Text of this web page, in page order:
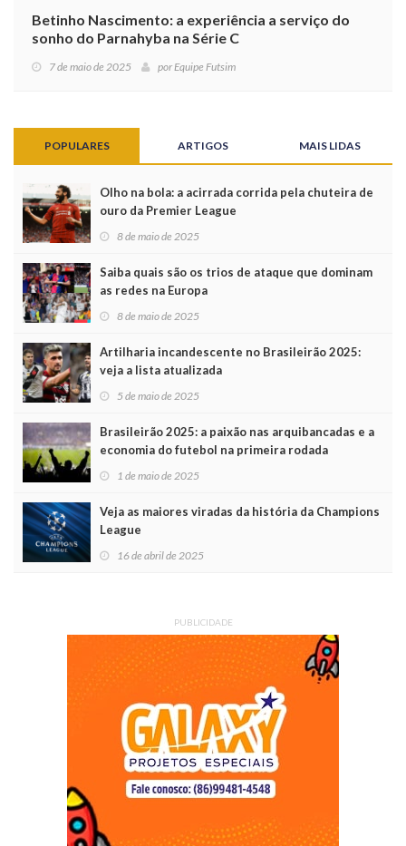
Betinho Nascimento: a experiência a serviço do
sonho do Parnahyba na Série C
7 de maio de 2025 porEquipe Futsim
POPULARES ARTIGOS MAIS LIDAS
Olho na bola: a acirrada corrida pela chuteira de
ouro da Premier League
8 de maio de 2025
Saiba quais são os trios de ataque que dominam
as redes na Europa
8 de maio de 2025
Artilharia incandescente no Brasileirão 2025:
veja a lista atualizada
5 de maio de 2025
Brasileirão 2025: a paixão nas arquibancadas e a
economia do futebol na primeira rodada
1 de maio de 2025
Veja as maiores viradas da história da Champions
League
16 de abril de 2025
PUBLICIDADE